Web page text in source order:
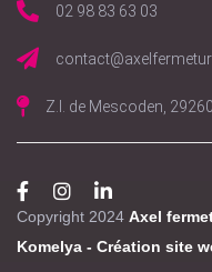
02 98 83 63 03
Z.I. de Mescoden,
Copyright 2024 Axel
Komelya - Création site